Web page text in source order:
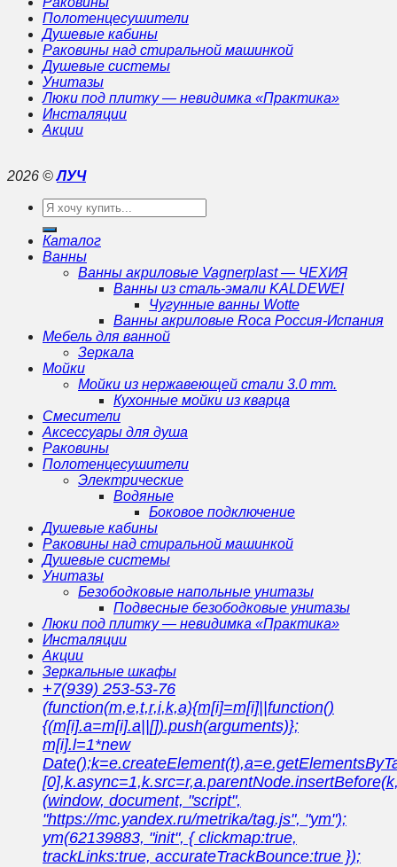
Полотенцесушители
Душевые кабины
Раковины над стиральной машинкой
Душевые системы
Унитазы
Люки под плитку — невидимка «Практика»
Инсталяции
Акции
2026 ©ЛУЧ
Искать:
Каталог
Ванны
Ванны акриловые Vagnerplast — ЧЕХИЯ
Ванны из сталь-эмали KALDEWEI
Чугунные ванны Wotte
Ванны акриловые Roca Россия-Испания
Мебель для ванной
Зеркала
Мойки
Мойки из нержавеющей стали 3.0 mm.
Кухонные мойки из кварца
Смесители
Аксессуары для душа
Раковины
Полотенцесушители
Электрические
Водяные
Боковое подключение
Душевые кабины
Раковины над стиральной машинкой
Душевые системы
Унитазы
Безободковые напольные унитазы
Подвесные безободковые унитазы
Люки под плитку — невидимка «Практика»
Инсталяции
Акции
Зеркальные шкафы
+7(939) 253-53-76
(function(m,e,t,r,i,k,a){m[i]=m[i]||function()
{(m[i].a=m[i].a||[]).push(arguments)};
m[i].l=1*new
(window, document, "script",
"https://mc.yandex.ru/metrika/tag.js", "ym");
ym(62139883, "init", { clickmap:true,
trackLinks:true, accurateTrackBounce:true });